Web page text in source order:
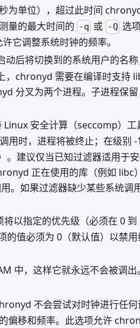
为单位），超过此时间
量的最大时间的 -q 或 -Q 选
它调整系统时钟的频率。
动后将切换到的系统用户的名
chronyd 需要在编译时支持
分叉为两个进程。子进程保
安全计算（seccomp）
用时，进程将被终止；在级别 -
。建议仅当已知过滤器适用于
正在使用的库（例如 libc
。如果过滤器缺少某些系统调
将以指定的优先级（必须在 0
的值必须为 0（默认值）以禁
中，这样它就永远不会被调
不会尝试对时钟进行任何
偏移和频率。此选项允许